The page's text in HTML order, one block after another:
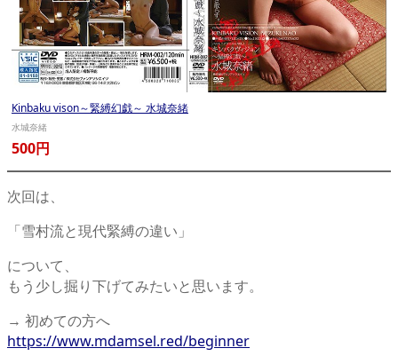
Kinbaku vison～緊縛幻戯～ 水城奈緒
水城奈緒
500円
次回は、
「雪村流と現代緊縛の違い」
について、
もう少し掘り下げてみたいと思います。
→ 初めての方へ
https://www.mdamsel.red/beginner